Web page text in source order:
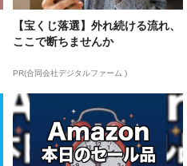
【宝くじ落選】外れ続ける流れ、
ここで断ちませんか
PR(合同会社デジタルファーム )